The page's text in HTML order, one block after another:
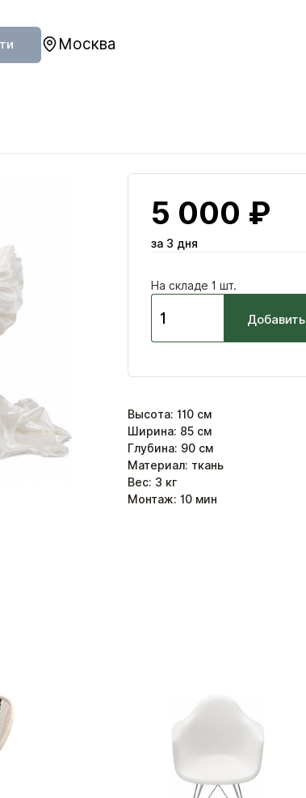
Москва
5 000 ₽
за 3 дня
На складе 1 шт.
Добавить
Высота: 110 см
Ширина: 85 см
Глубина: 90 см
Материал: ткань
Вес: 3 кг
Монтаж: 10 мин